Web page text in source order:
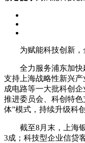
为赋能科技创新，
全力服务浦东加快
支持上海战略性新兴产
成电路等一大批科创企
推进委员会、科创特
体”模式，持续升级科
截至8月末，上海
3成；科技型企业信贷